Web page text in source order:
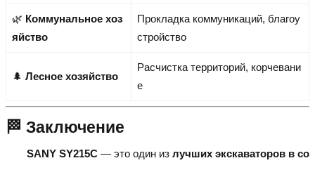
🌿 Коммунальное хоз
яйство
Прокладка коммуникаций, благоу
стройство
🌲 Лесное хозяйство
Расчистка территорий, корчевани
е
🏁 Заключение
SANY SY215C — это один из лучших экскаваторов в со